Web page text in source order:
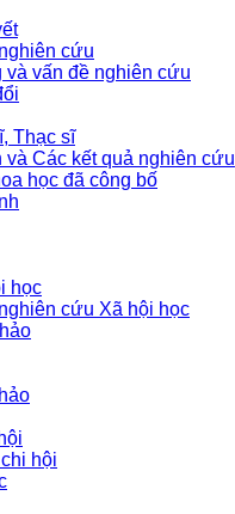
cứu
vấn đề nghiên cứu
Thạc sĩ
Các kết quả nghiên cứu
học đã công bố
học
cứu Xã hội học
hội